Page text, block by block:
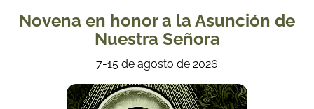
Novena en honor a la Asunción de
Nuestra Señora
7-15 de agosto de 2026